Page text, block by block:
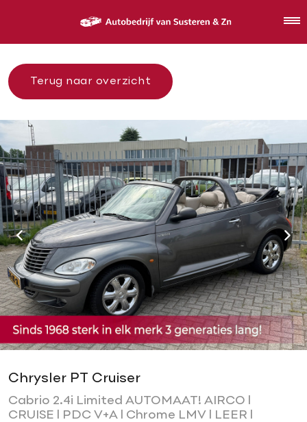
Terug naar overzicht
Chrysler PT Cruiser
Cabrio 2.4i Limited AUTOMAAT! AIRCO l
CRUISE l PDC V+A l Chrome LMV l LEER l